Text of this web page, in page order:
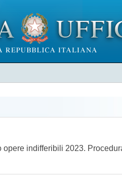
indifferibili 2023.